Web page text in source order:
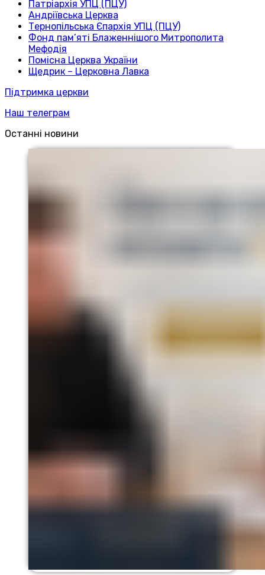
Патріархія УПЦ (ПЦУ)
Андріївська Церква
Тернопільська Єпархія УПЦ (ПЦУ)
Фонд пам’яті Блаженнішого Митрополита
Мефодія
Помісна Церква України
Щедрик – Церковна Лавка
Підтримка церкви
Наш телеграм
Останні новини